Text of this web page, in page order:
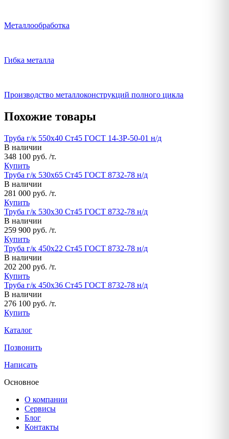
Металлообработка
Гибка металла
Производство металлоконструкций полного цикла
Похожие товары
Труба г/к 550х40 Ст45 ГОСТ 14-3Р-50-01 н/д
В наличии
348 100 руб. /т.
Купить
Труба г/к 530х65 Ст45 ГОСТ 8732-78 н/д
В наличии
281 000 руб. /т.
Купить
Труба г/к 530х30 Ст45 ГОСТ 8732-78 н/д
В наличии
259 900 руб. /т.
Купить
Труба г/к 450х22 Ст45 ГОСТ 8732-78 н/д
В наличии
202 200 руб. /т.
Купить
Труба г/к 450х36 Ст45 ГОСТ 8732-78 н/д
В наличии
276 100 руб. /т.
Купить
Каталог
Позвонить
Написать
Основное
О компании
Сервисы
Блог
Контакты